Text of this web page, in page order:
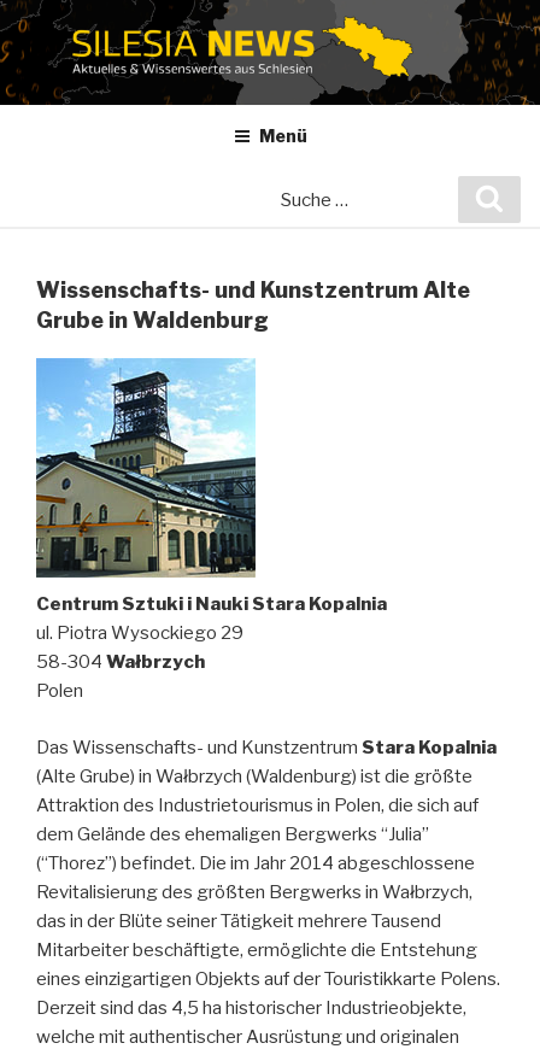
Zum
Inhalt
springen
Menü
Wissenschafts- und Kunstzentrum Alte
Grube in Waldenburg
Centrum Sztuki i Nauki Stara Kopalnia
ul. Piotra Wysockiego 29
58-304 Wałbrzych
Polen
Das Wissenschafts- und Kunstzentrum Stara Kopalnia
(Alte Grube) in Wałbrzych (Waldenburg) ist die größte
Attraktion des Industrietourismus in Polen, die sich auf
dem Gelände des ehemaligen Bergwerks “Julia”
(“Thorez”) befindet. Die im Jahr 2014 abgeschlossene
Revitalisierung des größten Bergwerks in Wałbrzych,
das in der Blüte seiner Tätigkeit mehrere Tausend
Mitarbeiter beschäftigte, ermöglichte die Entstehung
eines einzigartigen Objekts auf der Touristikkarte Polens.
Derzeit sind das 4,5 ha historischer Industrieobjekte,
welche mit authentischer Ausrüstung und originalen